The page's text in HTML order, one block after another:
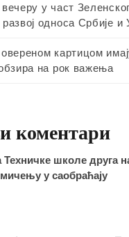
у част
односа Србије и
картицом
на рок важења
коментари
Техничке школе друга
у саобраћају